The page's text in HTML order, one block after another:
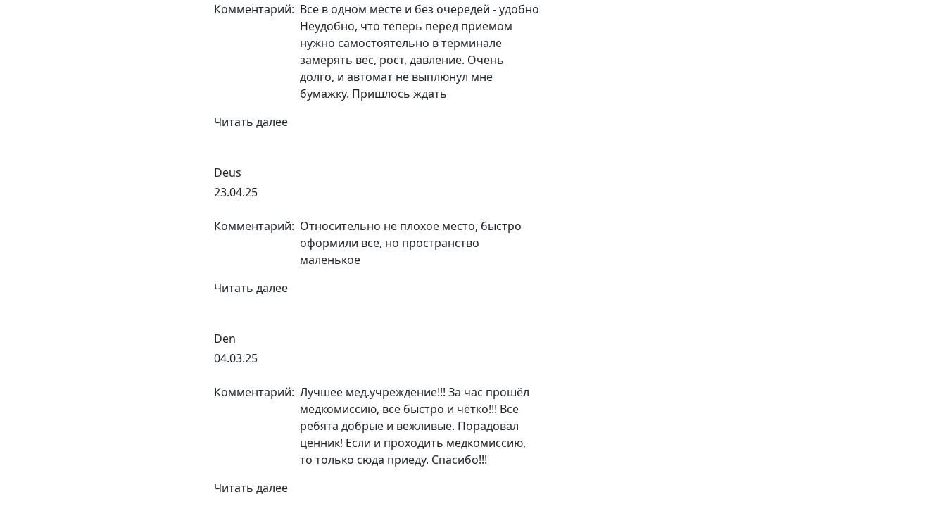
Комментарий: Все в одном месте и без очередей - удобно
Неудобно, что теперь перед приемом
нужно самостоятельно в терминале
замерять вес, рост, давление. Очень
долго, и автомат не выплюнул мне
бумажку. Пришлось ждать
Читать далее
Deus
23.04.25
Комментарий: Относительно не плохое место, быстро
оформили все, но пространство
маленькое
Читать далее
Den
04.03.25
Комментарий: Лучшее мед.учреждение!!! За час прошёл
медкомиссию, всё быстро и чётко!!! Все
ребята добрые и вежливые. Порадовал
ценник! Если и проходить медкомиссию,
то только сюда приеду. Спасибо!!!
Читать далее